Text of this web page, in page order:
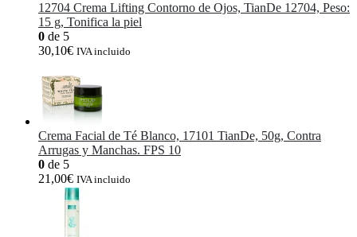
12704 Crema Lifting Contorno de Ojos, TianDe 12704, Peso:
15 g, Tonifica la piel
0 de 5
30,10€ IVA incluido
Crema Facial de Té Blanco, 17101 TianDe, 50g, Contra
Arrugas y Manchas. FPS 10
0 de 5
21,00€ IVA incluido